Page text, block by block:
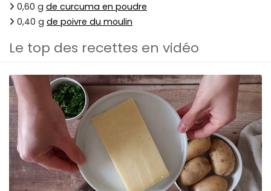
0,60 g de curcuma en poudre
0,40 g de poivre du moulin
Le top des recettes en vidéo